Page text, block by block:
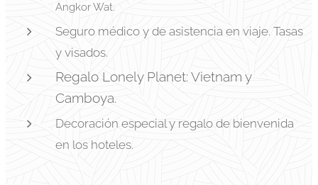
Angkor Wat.
Seguro médico y de asistencia en viaje. Tasas
y visados.
Regalo Lonely Planet: Vietnam y
Camboya.
Decoración especial y regalo de bienvenida
en los hoteles.